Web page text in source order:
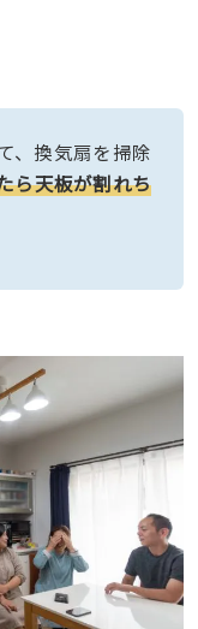
、換気扇を掃除
ら天板が割れち